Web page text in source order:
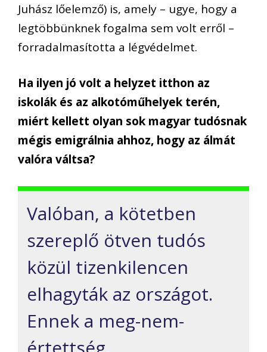
Juhász lőelemző) is, amely – ugye, hogy a
legtöbbünknek fogalma sem volt erről –
forradalmasította a légvédelmet.
Ha ilyen jó volt a helyzet itthon az
iskolák és az alkotóműhelyek terén,
miért kellett olyan sok magyar tudósnak
mégis emigrálnia ahhoz, hogy az álmát
valóra váltsa?
Valóban, a kötetben
szereplő ötven tudós
közül tizenkilencen
elhagyták az országot.
Ennek a meg-nem-